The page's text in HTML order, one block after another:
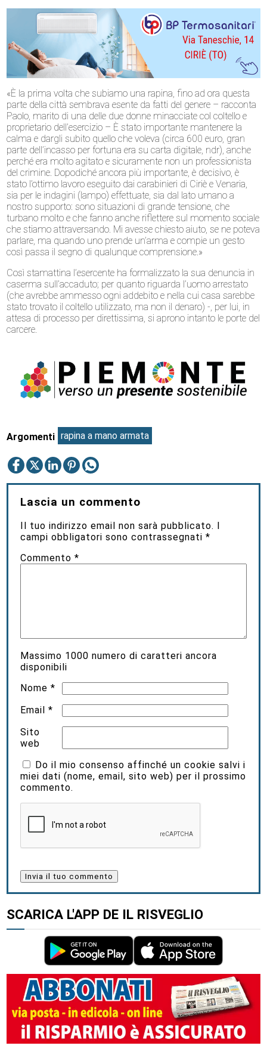
«È la prima volta che subiamo una rapina, fino ad ora questa
parte della città sembrava esente da fatti del genere – racconta
Paolo, marito di una delle due donne minacciate col coltello e
proprietario dell’esercizio – È stato importante mantenere la
calma e dargli subito quello che voleva (circa 600 euro, gran
parte dell’incasso per fortuna era su carta digitale, ndr), anche
perché era molto agitato e sicuramente non un professionista
del crimine. Dopodiché ancora più importante, è decisivo, è
stato l’ottimo lavoro eseguito dai carabinieri di Ciriè e Venaria,
sia per le indagini (lampo) effettuate, sia dal lato umano a
nostro supporto: sono situazioni di grande tensione, che
turbano molto e che fanno anche riflettere sul momento sociale
che stiamo attraversando. Mi avesse chiesto aiuto, se ne poteva
parlare, ma quando uno prende un’arma e compie un gesto
così passa il segno di qualunque comprensione.»
Così stamattina l’esercente ha formalizzato la sua denuncia in
caserma sull’accaduto; per quanto riguarda l’uomo arrestato
(che avrebbe ammesso ogni addebito e nella cui casa sarebbe
stato trovato il coltello utilizzato, ma non il denaro) -, per lui, in
attesa di processo per direttissima, si aprono intanto le porte del
carcere.
Argomenti rapina a mano armata
Lascia un commento
Il tuo indirizzo email non sarà pubblicato. I
campi obbligatori sono contrassegnati*
Commento*
Massimo 1000 numero di caratteri ancora
disponibili
Nome*
Email*
Sito
web
Do il mio consenso affinché un cookie salvi i
miei dati (nome, email, sito web) per il prossimo
commento.
SCARICA L'APP DE IL RISVEGLIO